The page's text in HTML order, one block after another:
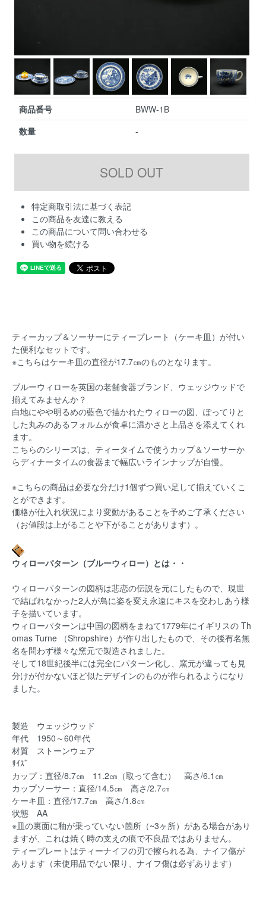
商品番号
BWW-1B
数量
-
特定商取引法に基づく表記
この商品を友達に教える
この商品について問い合わせる
買い物を続ける
ティーカップ＆ソーサーにティープレート（ケーキ皿）が付い
た便利なセットです。
※こちらはケーキ皿の直径が17.7㎝のものとなります。
ブルーウィローを英国の老舗食器ブランド、ウェッジウッドで
揃えてみませんか？
白地にやや明るめの藍色で描かれたウィローの図、ぽってりと
した丸みのあるフォルムが食卓に温かさと上品さを添えてくれ
ます。
こちらのシリーズは、ティータイムで使うカップ＆ソーサーか
らディナータイムの食器まで幅広いラインナップが自慢。
※こちらの商品は必要な分だけ1個ずつ買い足して揃えていくこ
とができます。
価格が仕入れ状況により変動があることを予めご了承ください
（お値段は上がることや下がることがあります）。
ウィローパターン（ブルーウィロー）とは・・
ウィローパターンの図柄は悲恋の伝説を元にしたもので、現世
で結ばれなかった2人が鳥に姿を変え永遠にキスを交わしあう様
子を描いています。
ウィローパターンは中国の図柄をまねて1779年にイギリスの Th
omas Turne （Shropshire）が作り出したもので、その後有名無
名を問わず様々な窯元で製造されました。
そして18世紀後半には完全にパターン化し、窯元が違っても見
分けが付かないほど似たデザインのものが作られるようになり
ました。
製造 ウェッジウッド
年代 1950～60年代
材質 ストーンウェア
ｻｲｽﾞ
カップ：直径/8.7㎝ 11.2㎝（取って含む） 高さ/6.1㎝
カップソーサー：直径/14.5㎝ 高さ/2.7㎝
ケーキ皿：直径/17.7㎝ 高さ/1.8㎝
状態 AA
※皿の裏面に釉が乗っていない箇所（~3ヶ所）がある場合があり
ますが、これは焼く時の支えの痕で不良品ではありません。
ティープレートはティーナイフの刃で擦られる為、ナイフ傷が
あります（未使用品でない限り、ナイフ傷は必ずあります）